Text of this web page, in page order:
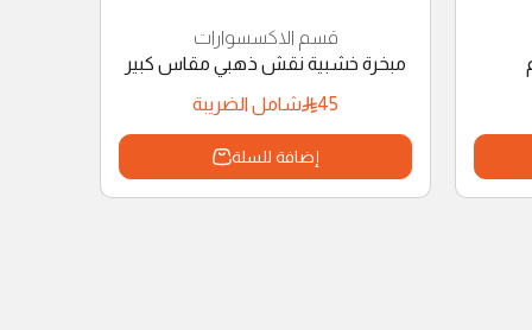
قسم الاكسسوارات
مبخرة خشبية نقش ذهبي مقاس كبير
45
شامل الضريبة
إضافة للسلة